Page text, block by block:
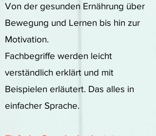
Von der gesunden Ernährung über
Bewegung und Lernen bis hin zur
Motivation.
Fachbegriffe werden leicht
verständlich erklärt und mit
Beispielen erläutert. Das alles in
einfacher Sprache.